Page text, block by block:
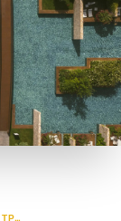
MAXX ROYAL KEMER RESORT ТРАНСФЕР ИЗ АНТАЛИИ